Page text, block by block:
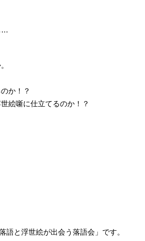
か！？
絵噺に仕立てるのか！？
語と浮世絵が出会う落語会」です。